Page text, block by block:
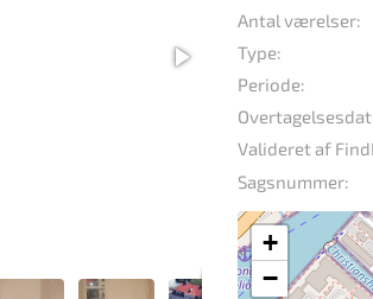
Antal værelser:
Type:
Periode:
Valideret af
Sagsnummer:
+
−